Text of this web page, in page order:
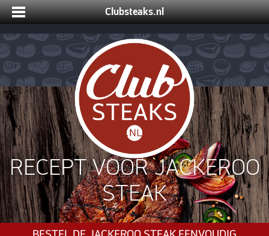
Clubsteaks.nl
RECEPT VOOR JACKEROO
STEAK